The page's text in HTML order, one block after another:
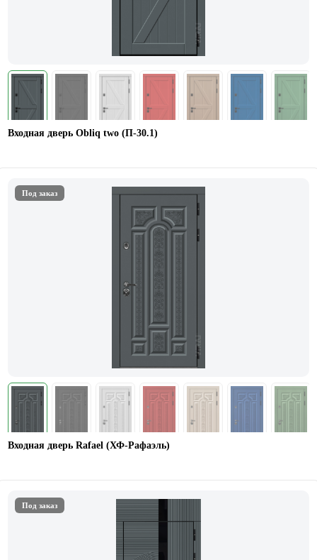
Входная дверь Obliq two (П-30.1)
Под заказ
Входная дверь Rafael (ХФ-Рафаэль)
Под заказ